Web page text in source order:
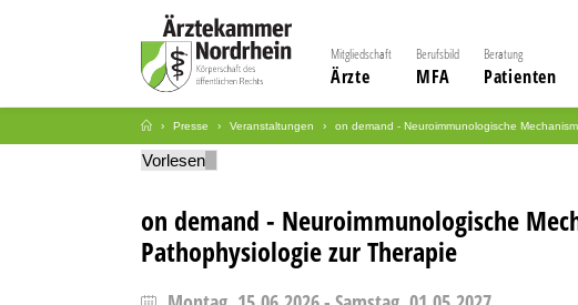
Mitgliedschaft
Ärzte
Berufsbild
MFA
Beratung
Patienten
Presse Veranstaltungen on demand - Neuroimmunologische
Vorlesen
on demand - Neuroimmunologische
Pathophysiologie zur Therapie